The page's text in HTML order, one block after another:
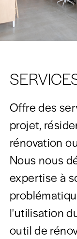
Offre des
projet,
rénovation
Nous nous
expertise à
l'utilisation
outil de